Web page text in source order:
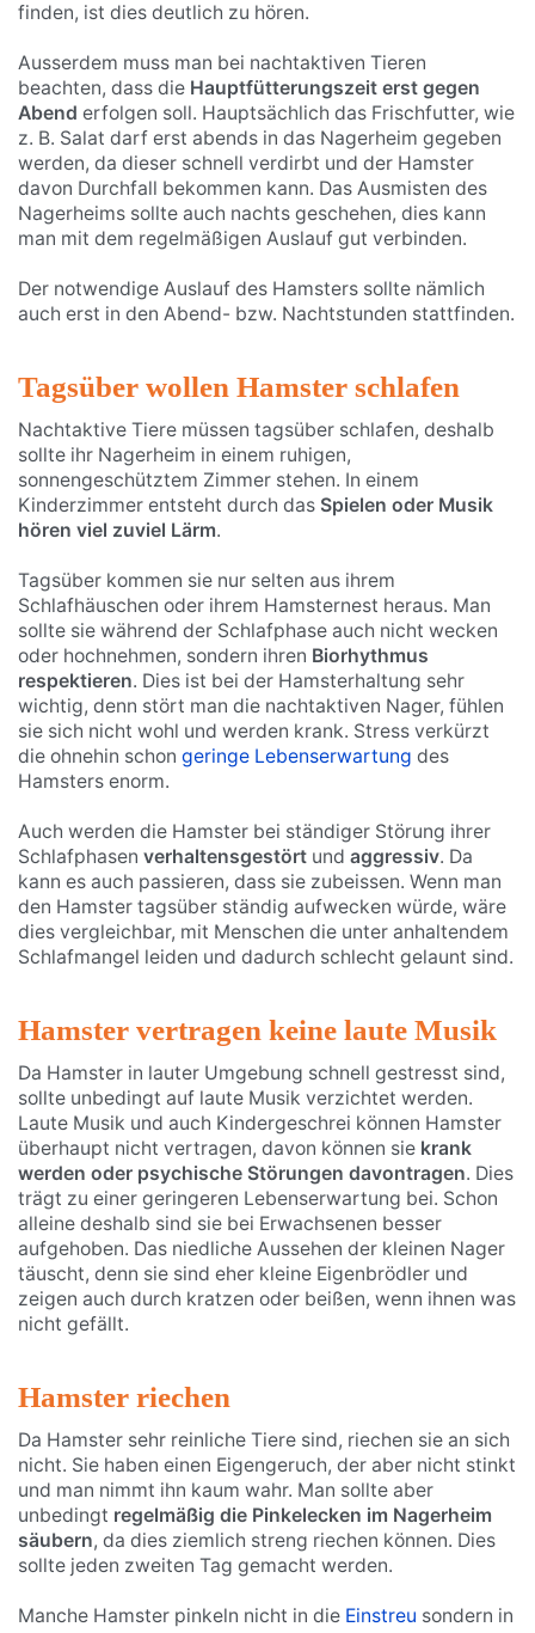
finden, ist dies deutlich zu hören.
Ausserdem muss man bei nachtaktiven Tieren
beachten, dass die Hauptfütterungszeit erst gegen
Abend erfolgen soll. Hauptsächlich das Frischfutter, wie
z. B. Salat darf erst abends in das Nagerheim gegeben
werden, da dieser schnell verdirbt und der Hamster
davon Durchfall bekommen kann. Das Ausmisten des
Nagerheims sollte auch nachts geschehen, dies kann
man mit dem regelmäßigen Auslauf gut verbinden.
Der notwendige Auslauf des Hamsters sollte nämlich
auch erst in den Abend- bzw. Nachtstunden stattfinden.
Tagsüber wollen Hamster schlafen
Nachtaktive Tiere müssen tagsüber schlafen, deshalb
sollte ihr Nagerheim in einem ruhigen,
sonnengeschütztem Zimmer stehen. In einem
Kinderzimmer entsteht durch das Spielen oder Musik
hören viel zuviel Lärm.
Tagsüber kommen sie nur selten aus ihrem
Schlafhäuschen oder ihrem Hamsternest heraus. Man
sollte sie während der Schlafphase auch nicht wecken
oder hochnehmen, sondern ihren Biorhythmus
respektieren. Dies ist bei der Hamsterhaltung sehr
wichtig, denn stört man die nachtaktiven Nager, fühlen
sie sich nicht wohl und werden krank. Stress verkürzt
die ohnehin schon geringe Lebenserwartung des
Hamsters enorm.
Auch werden die Hamster bei ständiger Störung ihrer
Schlafphasen verhaltensgestört und aggressiv. Da
kann es auch passieren, dass sie zubeissen. Wenn man
den Hamster tagsüber ständig aufwecken würde, wäre
dies vergleichbar, mit Menschen die unter anhaltendem
Schlafmangel leiden und dadurch schlecht gelaunt sind.
Hamster vertragen keine laute Musik
Da Hamster in lauter Umgebung schnell gestresst sind,
sollte unbedingt auf laute Musik verzichtet werden.
Laute Musik und auch Kindergeschrei können Hamster
überhaupt nicht vertragen, davon können sie krank
werden oder psychische Störungen davontragen. Dies
trägt zu einer geringeren Lebenserwartung bei. Schon
alleine deshalb sind sie bei Erwachsenen besser
aufgehoben. Das niedliche Aussehen der kleinen Nager
täuscht, denn sie sind eher kleine Eigenbrödler und
zeigen auch durch kratzen oder beißen, wenn ihnen was
nicht gefällt.
Hamster riechen
Da Hamster sehr reinliche Tiere sind, riechen sie an sich
nicht. Sie haben einen Eigengeruch, der aber nicht stinkt
und man nimmt ihn kaum wahr. Man sollte aber
unbedingt regelmäßig die Pinkelecken im Nagerheim
säubern, da dies ziemlich streng riechen können. Dies
sollte jeden zweiten Tag gemacht werden.
Manche Hamster pinkeln nicht in die Einstreu sondern in